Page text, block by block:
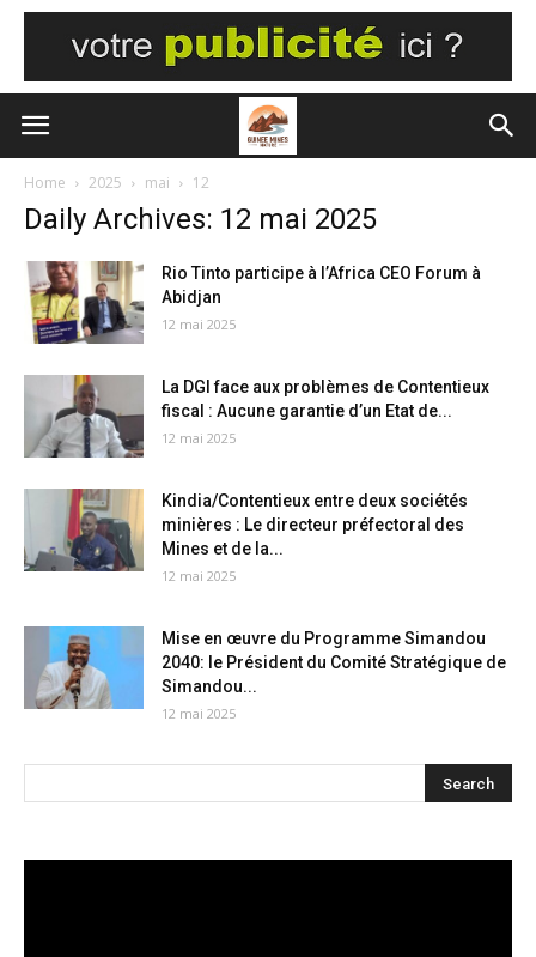
Home 2025 mai 12
Daily Archives: 12 mai 2025
Rio Tinto participe à l’Africa CEO Forum à
Abidjan
12 mai 2025
La DGI face aux problèmes de Contentieux
fiscal : Aucune garantie d’un Etat de...
12 mai 2025
Kindia/Contentieux entre deux sociétés
minières : Le directeur préfectoral des
Mines et de la...
12 mai 2025
Mise en œuvre du Programme Simandou
2040: le Président du Comité Stratégique de
Simandou...
12 mai 2025